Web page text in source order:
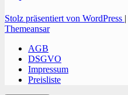
Stolz präsentiert von WordPress |
Themeansar
AGB
DSGVO
Impressum
Preisliste